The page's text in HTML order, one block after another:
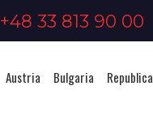
+48 33 813 90 00
Austria Bulgaria